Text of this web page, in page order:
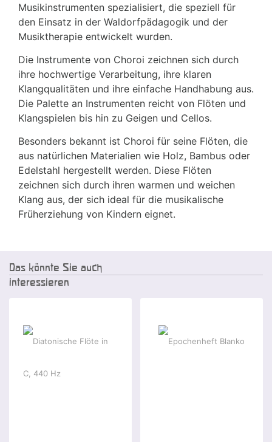
Musikinstrumenten spezialisiert, die speziell für
den Einsatz in der Waldorfpädagogik und der
Musiktherapie entwickelt wurden.
Die Instrumente von Choroi zeichnen sich durch
ihre hochwertige Verarbeitung, ihre klaren
Klangqualitäten und ihre einfache Handhabung aus.
Die Palette an Instrumenten reicht von Flöten und
Klangspielen bis hin zu Geigen und Cellos.
Besonders bekannt ist Choroi für seine Flöten, die
aus natürlichen Materialien wie Holz, Bambus oder
Edelstahl hergestellt werden. Diese Flöten
zeichnen sich durch ihren warmen und weichen
Klang aus, der sich ideal für die musikalische
Früherziehung von Kindern eignet.
Das könnte Sie auch
interessieren